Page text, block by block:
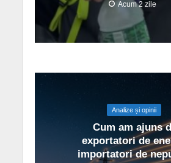
Acum 2 zile
Analize și opinii
Cum am ajuns
exportatori de
importatori de